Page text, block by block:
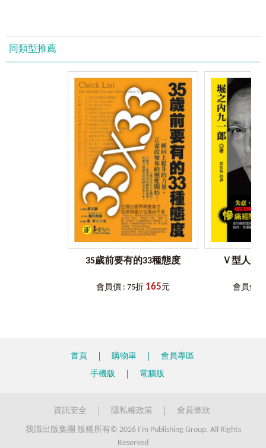
物權—以投資的角度來進行決策
心態調整：失業無懼
──邁向斜槓人生的6種準備
邁向斜槓人生的6種準備
Point 1：單槓穩固了嗎
Point 2：訂定目標
Point 3：學習該領域的達人
Point 4：找出自我的品牌差異
Point 6：優先順序的安排與讓利
在多職角色中，調整出自己的人生最佳狀態
同類型推薦
35歲前要有的33種態度
會員價 : 75折 165元
Ｖ型人生
會員價 :
首頁 購物車
會員專區
手機版
電腦版
資訊安全 隱私權政策 會員條款
我識出版集團 版權所有© 2026 I'm Publishing Group. All Rights
Reserved